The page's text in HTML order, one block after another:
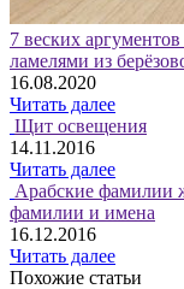
7 веских
ламелями из
16.08.2020
Читать далее
Щит освещения
14.11.2016
Читать далее
Арабские фамилии
фамилии и имена
16.12.2016
Читать далее
Похожие статьи